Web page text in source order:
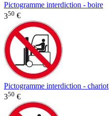
Pictogramme interdiction - boire
350 €
Pictogramme interdiction - chariot
350 €